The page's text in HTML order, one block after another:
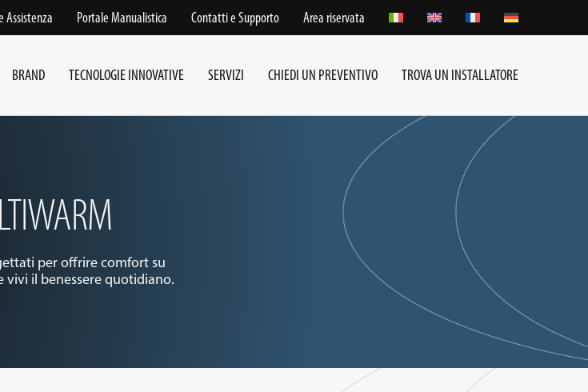
Assistenza Portale Manualistica Contatti e Supporto Area riservata
BRAND TECNOLOGIE INNOVATIVE SERVIZI CHIEDI UN PREVENTIVO TROVA UN INSTALLATORE
per offrire comfort su
vivi il benessere quotidiano.